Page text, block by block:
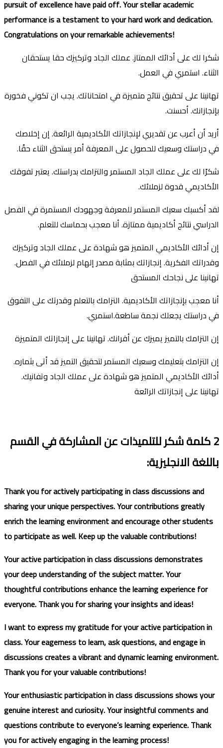
pursuit of excellence have paid off. Your stellar academic
performance is a testament to your hard work and dedication.
Congratulations on your remarkable achievements!
شكرا لك على أدائك الممتاز. عملك الجاد وتركيزك حقا يستحقان
الثناء. استمري في العمل.
تهانينا على تحقيق نتائج متميزة في امتحاناتك. يجب ان تكوني فخورة
بإنجازانك. أحسنت.
أريد أن أعرب عن تقديري لإنجازاتك الأكاديمية الرائعة. إن إخلاصك
في دراستك وسعيك للحصول على المعرفة أمر يستحق الثناء حقًا.
شكرًا لك على عملك الجاد المستمر والتزامك بدراستك. يعتبر تفوقك
الأكاديمي قدوة لزملائك.
لقد أكسبك سعيك المستمر للمعرفة وجهودك المستمرة في الفصل
الدراسي نتائج أكاديمية ممتازة. أنا معجب بحماسك للتعلم.
إن أدائك الأكاديمي المتميز هو شهادة على عملك الجاد وتركيزك
وقدراتك الفكرية. إنجازاتك بمثابة مصدر إلهام لزملائك في الفصل.
تهانينا على نجاحك المستحق
أنا معجب بإنجازاتك الأكاديمية. التزامك بالتعلم وقدرتك على التفوق
في دراستك يجعلك نجمة ساطعة.استمري.
إن التزامك بالتميز يميزك عن أقرانك. تهانينا على إنجازاتك المتميزة
إن التزامك بتعليمك وسعيك المستمر لتحقيق التميز قد أتى بثماره.
أدائك الأكاديمي المتميز هو شهادة على عملك الجاد وتفانيك.
تهانينا على إنجازاتك الرائعة
2كلمةشكرللتلميذاتعن المشاركة في القسم
باللغة الانجليزية:
Thank you for actively participating in class discussions and
sharing your unique perspectives. Your contributions greatly
enrich the learning environment and encourage other students
to participate as well. Keep up the valuable contributions!
Your active participation in class discussions demonstrates
your deep understanding of the subject matter. Your
thoughtful contributions enhance the learning experience for
everyone. Thank you for sharing your insights and ideas!
I want to express my gratitude for your active participation in
class. Your eagerness to learn, ask questions, and engage in
discussions creates a vibrant and dynamic learning environment.
Thank you for your valuable contributions!
Your enthusiastic participation in class discussions shows your
genuine interest and curiosity. Your insightful comments and
questions contribute to everyone’s learning experience. Thank
you for actively engaging in the learning process!